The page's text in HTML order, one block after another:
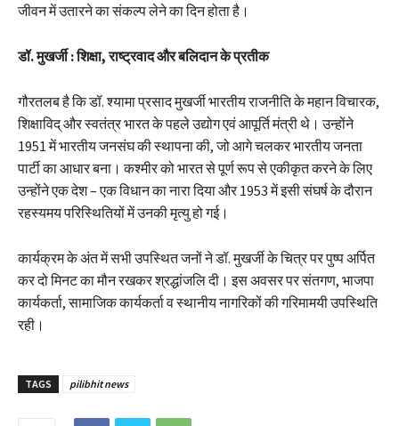
जीवन में उतारने का संकल्प लेने का दिन होता है।
डॉ. मुखर्जी : शिक्षा, राष्ट्रवाद और बलिदान के प्रतीक
गौरतलब है कि डॉ. श्यामा प्रसाद मुखर्जी भारतीय राजनीति के महान विचारक,
शिक्षाविद् और स्वतंत्र भारत के पहले उद्योग एवं आपूर्ति मंत्री थे। उन्होंने
1951 में भारतीय जनसंघ की स्थापना की, जो आगे चलकर भारतीय जनता
पार्टी का आधार बना। कश्मीर को भारत से पूर्ण रूप से एकीकृत करने के लिए
उन्होंने एक देश – एक विधान का नारा दिया और 1953 में इसी संघर्ष के दौरान
रहस्यमय परिस्थितियों में उनकी मृत्यु हो गई।
कार्यक्रम के अंत में सभी उपस्थित जनों ने डॉ. मुखर्जी के चित्र पर पुष्प अर्पित
कर दो मिनट का मौन रखकर श्रद्धांजलि दी। इस अवसर पर संतगण, भाजपा
कार्यकर्ता, सामाजिक कार्यकर्ता व स्थानीय नागरिकों की गरिमामयी उपस्थिति
रही।
TAGS pilibhit news